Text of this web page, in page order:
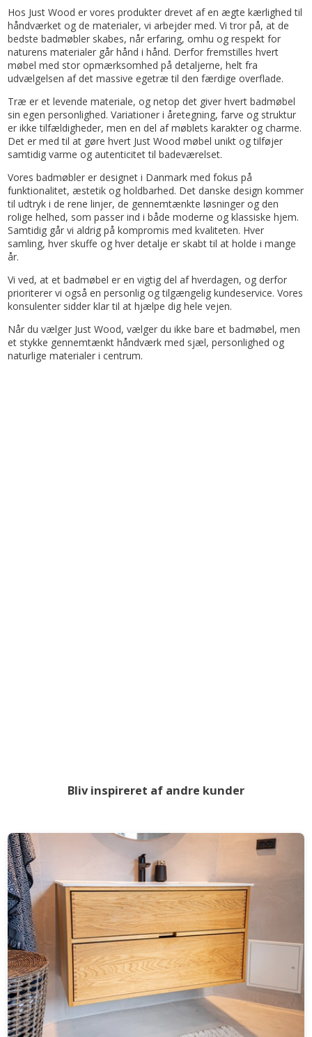
Hos Just Wood er vores produkter drevet af en ægte kærlighed til
håndværket og de materialer, vi arbejder med. Vi tror på, at de
bedste badmøbler skabes, når erfaring, omhu og respekt for
naturens materialer går hånd i hånd. Derfor fremstilles hvert
møbel med stor opmærksomhed på detaljerne, helt fra
udvælgelsen af det massive egetræ til den færdige overflade.
Træ er et levende materiale, og netop det giver hvert badmøbel
sin egen personlighed. Variationer i åretegning, farve og struktur
er ikke tilfældigheder, men en del af møblets karakter og charme.
Det er med til at gøre hvert Just Wood møbel unikt og tilføjer
samtidig varme og autenticitet til badeværelset.
Vores badmøbler er designet i Danmark med fokus på
funktionalitet, æstetik og holdbarhed. Det danske design kommer
til udtryk i de rene linjer, de gennemtænkte løsninger og den
rolige helhed, som passer ind i både moderne og klassiske hjem.
Samtidig går vi aldrig på kompromis med kvaliteten. Hver
samling, hver skuffe og hver detalje er skabt til at holde i mange
år.
Vi ved, at et badmøbel er en vigtig del af hverdagen, og derfor
prioriterer vi også en personlig og tilgængelig kundeservice. Vores
konsulenter sidder klar til at hjælpe dig hele vejen.
Når du vælger Just Wood, vælger du ikke bare et badmøbel, men
et stykke gennemtænkt håndværk med sjæl, personlighed og
naturlige materialer i centrum.
Bliv inspireret af andre kunder